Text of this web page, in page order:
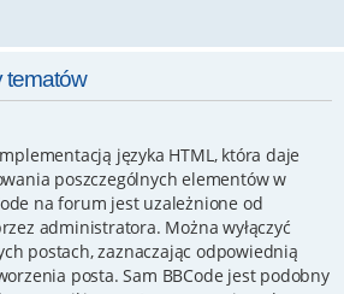
tematów
języka HTML, która daje
poszczególnych elementów w
na forum jest uzależnione od
administratora. Można wyłączyć
postach, zaznaczając odpowiednią
posta. Sam BBCode jest podobny